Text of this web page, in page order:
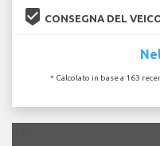
beenhere CONSEGNA DEL
* Calcolato in base a 163